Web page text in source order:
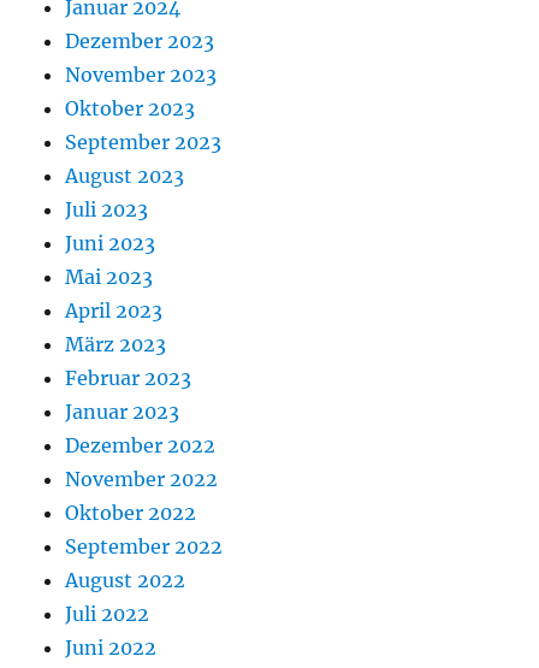
Januar 2024
Dezember 2023
November 2023
Oktober 2023
September 2023
August 2023
Juli 2023
Juni 2023
Mai 2023
April 2023
März 2023
Februar 2023
Januar 2023
Dezember 2022
November 2022
Oktober 2022
September 2022
August 2022
Juli 2022
Juni 2022